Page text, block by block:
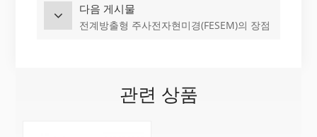
다음 게시물
전계방출형 주사전자현미경(FESEM)의 장점
관련 상품